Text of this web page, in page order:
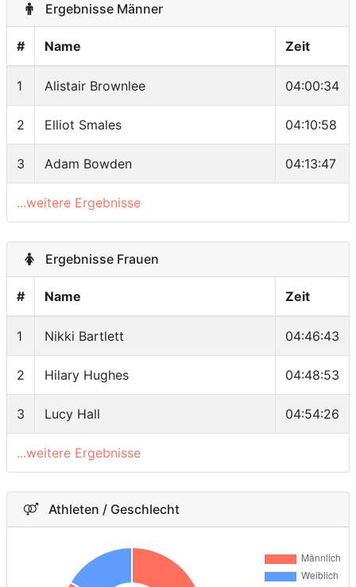
Ergebnisse Männer
# Name Zeit
1 Alistair Brownlee 04:00:34
2 Elliot Smales 04:10:58
3 Adam Bowden 04:13:47
...weitere Ergebnisse
Ergebnisse Frauen
# Name Zeit
1 Nikki Bartlett 04:46:43
2 Hilary Hughes 04:48:53
3 Lucy Hall 04:54:26
...weitere Ergebnisse
Athleten / Geschlecht